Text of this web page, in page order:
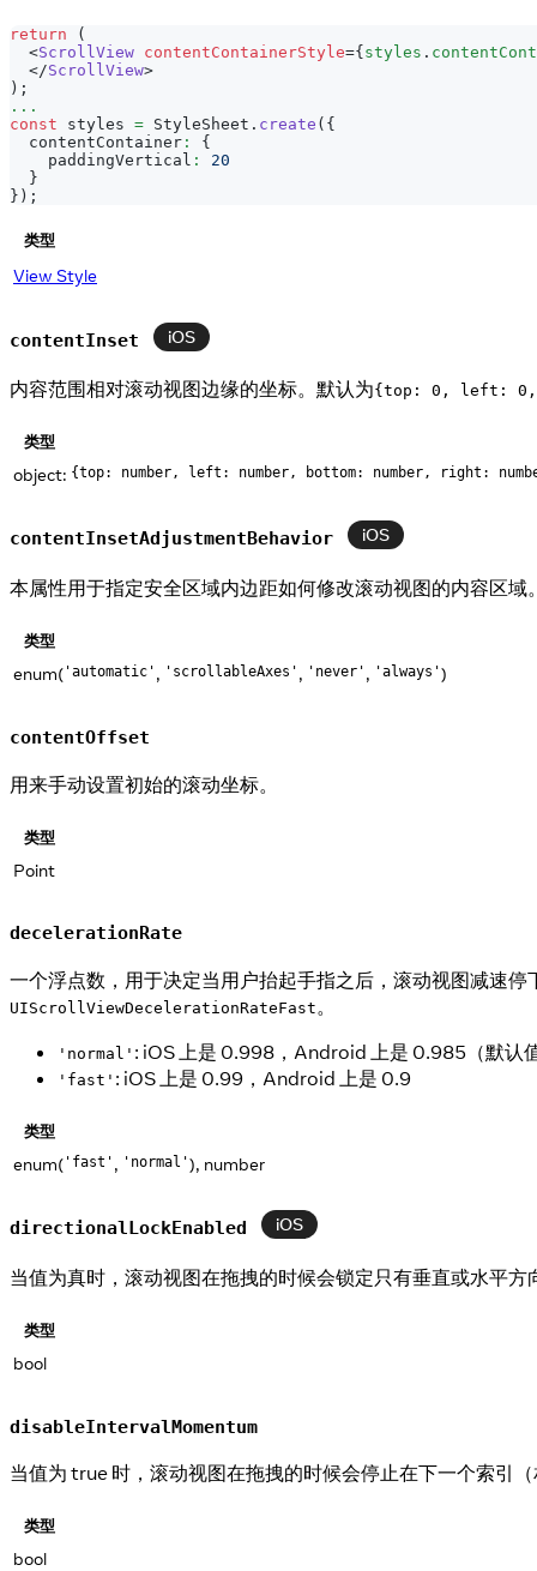
return
(
<ScrollView contentContainerStyle={styles .
</ScrollView>
) ;
...
const styles = StyleSheet . create ( {
  contentContainer
:
{
    paddingVertical
:
20
}
} ) ;
类型
View Style
contentInset iOS
内容范围相对滚动视图边缘的坐标。默认为{top: 0, left: 0,
类型
object: {top: number, left: number, bottom: number, right:
contentInsetAdjustmentBehavior iOS
本属性用于指定安全区域内边距如何修改滚动视图的内容区域
类型
enum( 'automatic' , 'scrollableAxes' , 'never' , 'always')
contentOffset
用来手动设置初始的滚动坐标。
类型
Point
decelerationRate
一个浮点数，用于决定当用户抬起手指之后，滚动视图减速停
UIScrollViewDecelerationRateFast。
'normal' : iOS 上是 0.998，Android 上是 0.985（默认
'fast' : iOS 上是 0.99，Android 上是 0.9
类型
enum( 'fast' , 'normal'), number
directionalLockEnabled iOS
当值为真时，滚动视图在拖拽的时候会锁定只有垂直或水平
类型
bool
disableIntervalMomentum
当值为 true 时，滚动视图在拖拽的时候会停止在下一个索引
类型
bool